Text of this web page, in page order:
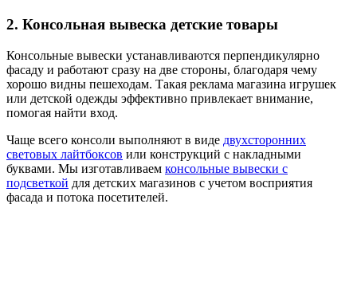
2. Консольная вывеска детские товары
Консольные вывески устанавливаются перпендикулярно
фасаду и работают сразу на две стороны, благодаря чему
хорошо видны пешеходам. Такая реклама магазина игрушек
или детской одежды эффективно привлекает внимание,
помогая найти вход.
Чаще всего консоли выполняют в виде двухсторонних
световых лайтбоксов или конструкций с накладными
буквами. Мы изготавливаем консольные вывески с
подсветкой для детских магазинов с учетом восприятия
фасада и потока посетителей.